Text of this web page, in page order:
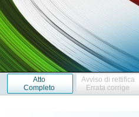
Atto
Completo
Avviso di rettifica
Errata corrige